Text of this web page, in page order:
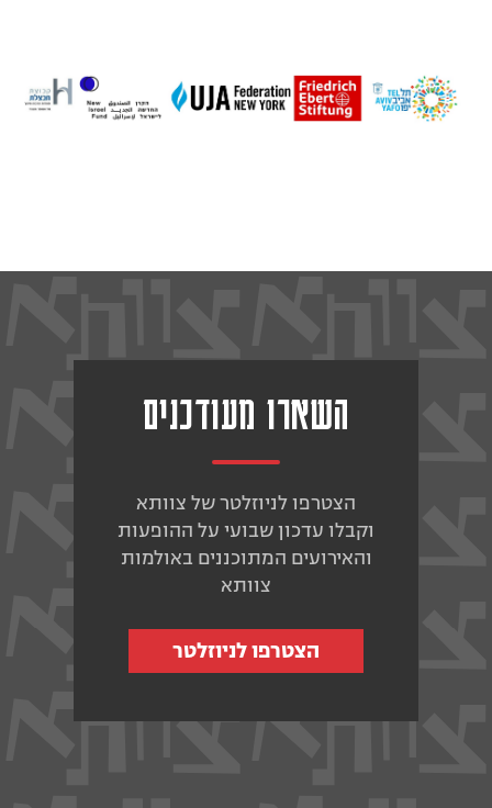
השארו מעודכנים
הצטרפו לניוזלטר של צוותא
וקבלו עדכון שבועי על ההופעות
והאירועים המתוכננים באולמות
צוותא
הצטרפו לניוזלטר